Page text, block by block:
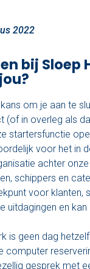
2022
bij Sloep
om je aan te
(of in overleg als
startersfunctie
voor het in
achter
schippers en
voor klanten,
uitdagingen en kan
is geen dag
computer
gesprek met